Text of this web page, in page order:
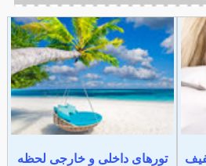
تخفیف
تورهای داخلی و خارجی لحظه